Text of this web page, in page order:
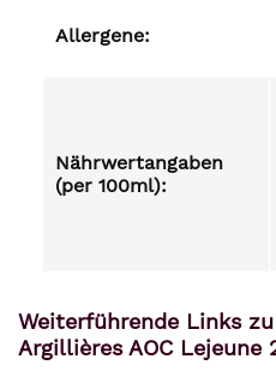
Allergene:
Nährwertangaben
(per 100ml):
Weiterführende Links
Argillières AOC Lejeune